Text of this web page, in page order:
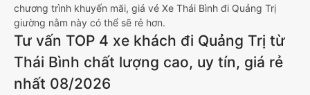
chương trình khuyến mãi, giá vé Xe Thái Bình đi Quảng Trị
giường nằm này có thể sẽ rẻ hơn.
Tư vấn TOP 4 xe khách đi Quảng Trị từ
Thái Bình chất lượng cao, uy tín, giá rẻ
nhất 08/2026